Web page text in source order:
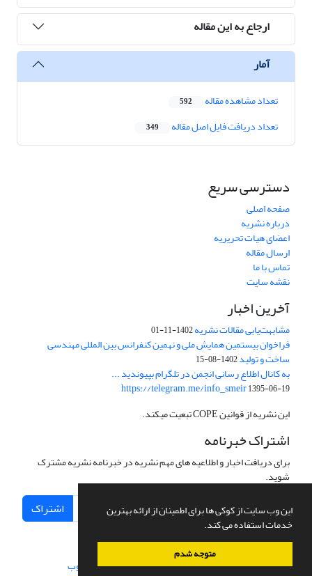
این وب سایت از کوکی ها برای اطمینان از ارائه بهترین
خدمات استفاده می کند.
متوجه شدم
ارجاع به این مقاله
آمار
تعداد مشاهده مقاله 592
تعداد دریافت فایل اصل مقاله 349
دسترسی سریع
صفحه اصلی
درباره نشریه
اعضای هیات تحریریه
ارسال مقاله
تماس با ما
نقشه سایت
آخرین اخبار
مشابهت‌یابی مقالات نشریه1402-11-01
فراخوان بیستمین همایش ملی و نهمین کنفرانس بین المللی مهندسی
ساخت و تولید1402-08-15
به کانال اطلاع رسانی انجمن در تلگرام بپیوندید ...
https://telegram.me/info_smeir1395-06-19
این نشریه از قوانین COPE تبعیت میکند.
اشتراک خبرنامه
برای دریافت اخبار و اطلاعیه های مهم نشریه در خبرنامه نشریه مشترک
شوید.
اشتراک
سامانه مدیریت نشریات علمی.طراحی و پیاده سازی از سیناوب